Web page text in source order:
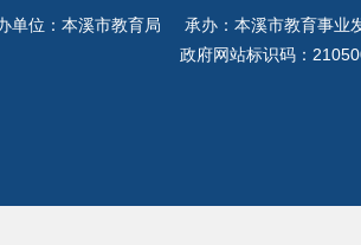
单位：本溪市教育局 承办：本溪市教育事
政府网站标识码：